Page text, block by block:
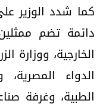
كما شدد الوزير
دائمة تضم
الخارجية، ووزارة
الدواء
الطبية، وغرفة